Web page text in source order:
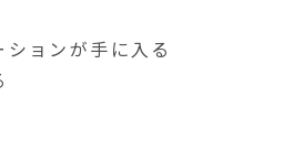
ョンが手に入る